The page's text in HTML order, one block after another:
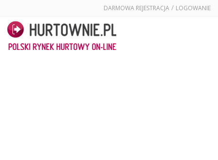
DARMOWA REJESTRACJA / LOGOWANIE